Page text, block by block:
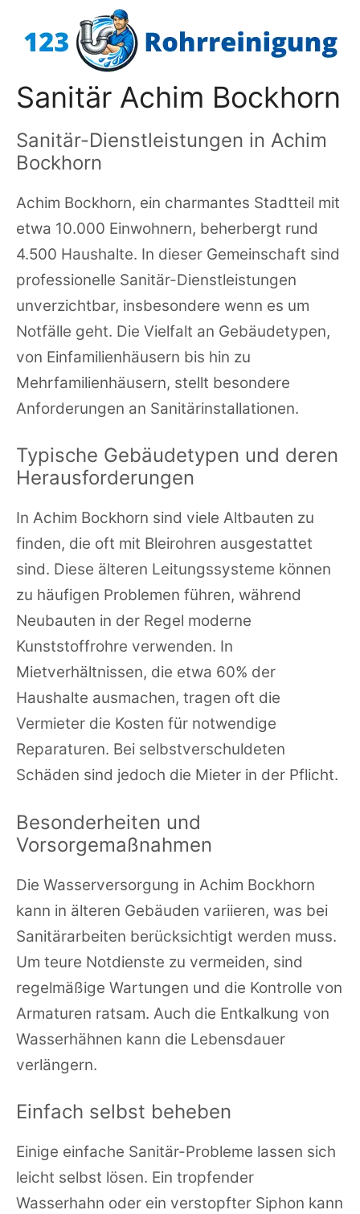
Inhalt
Sanitär Achim Bockhorn
Sanitär-Dienstleistungen in Achim
Bockhorn
Achim Bockhorn, ein charmantes Stadtteil mit
etwa 10.000 Einwohnern, beherbergt rund
4.500 Haushalte. In dieser Gemeinschaft sind
professionelle Sanitär-Dienstleistungen
unverzichtbar, insbesondere wenn es um
Notfälle geht. Die Vielfalt an Gebäudetypen,
von Einfamilienhäusern bis hin zu
Mehrfamilienhäusern, stellt besondere
Anforderungen an Sanitärinstallationen.
Typische Gebäudetypen und deren
Herausforderungen
In Achim Bockhorn sind viele Altbauten zu
finden, die oft mit Bleirohren ausgestattet
sind. Diese älteren Leitungssysteme können
zu häufigen Problemen führen, während
Neubauten in der Regel moderne
Kunststoffrohre verwenden. In
Mietverhältnissen, die etwa 60% der
Haushalte ausmachen, tragen oft die
Vermieter die Kosten für notwendige
Reparaturen. Bei selbstverschuldeten
Schäden sind jedoch die Mieter in der Pflicht.
Besonderheiten und
Vorsorgemaßnahmen
Die Wasserversorgung in Achim Bockhorn
kann in älteren Gebäuden variieren, was bei
Sanitärarbeiten berücksichtigt werden muss.
Um teure Notdienste zu vermeiden, sind
regelmäßige Wartungen und die Kontrolle von
Armaturen ratsam. Auch die Entkalkung von
Wasserhähnen kann die Lebensdauer
verlängern.
Einfach selbst beheben
Einige einfache Sanitär-Probleme lassen sich
leicht selbst lösen. Ein tropfender
Wasserhahn oder ein verstopfter Siphon kann